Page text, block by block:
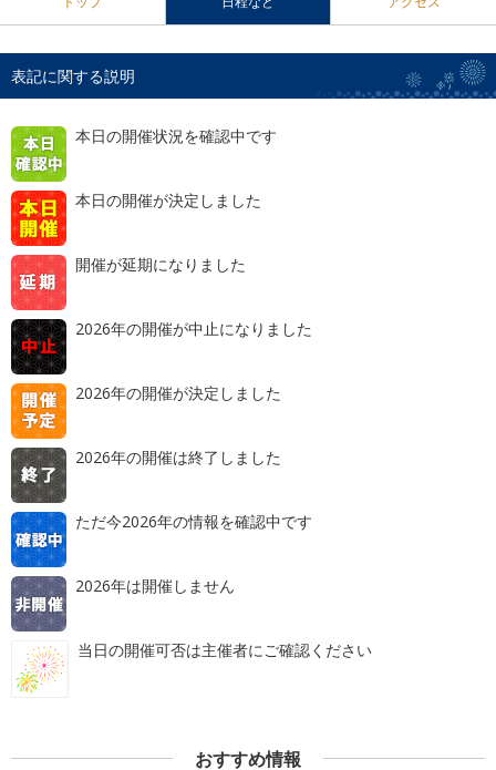
表記に関する説明
本日の開催状況を確認中です
本日の開催が決定しました
開催が延期になりました
2026年の開催が中止になりました
2026年の開催が決定しました
2026年の開催は終了しました
ただ今2026年の情報を確認中です
2026年は開催しません
当日の開催可否は主催者にご確認ください
おすすめ情報